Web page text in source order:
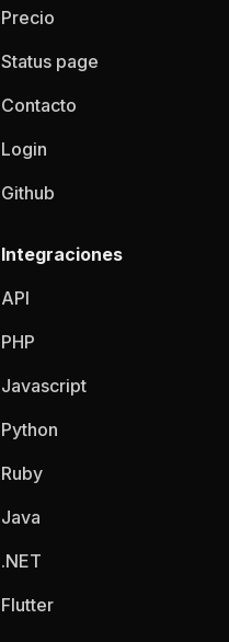
Precio
Status page
Contacto
Login
Github
Integraciones
API
PHP
Javascript
Python
Ruby
Java
.NET
Flutter